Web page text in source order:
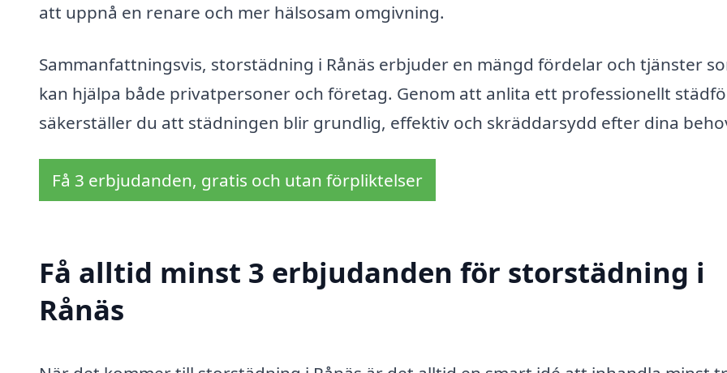
att uppnå en renare och mer hälsosam omgivning.
Sammanfattningsvis, storstädning i Rånäs erbjuder en mängd fördelar och tjänster
kan hjälpa både privatpersoner och företag. Genom att anlita ett professionellt
säkerställer du att städningen blir grundlig, effektiv och skräddarsydd efter dina
Få 3 erbjudanden, gratis och utan förpliktelser
Få alltid minst 3 erbjudanden för storstädning i
Rånäs